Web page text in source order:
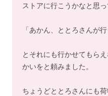
ストアに行こうかなと思っ
「あかん、ととろさんが
とそれにも行かせてもら
かいをと頼みました。
ちょうどととろさんにも